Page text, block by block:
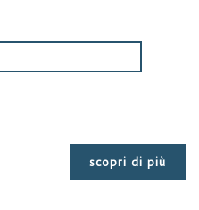
scopri di più